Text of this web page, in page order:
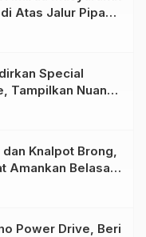
Atas Jalur Pipa
Bersama
Special
Tampilkan Nuansa
Semakin Skena
Knalpot Brong,
Amankan Belasan
Power Drive, Beri